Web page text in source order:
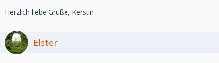
Herzlich liebe Grüße, Kerstin
Elster